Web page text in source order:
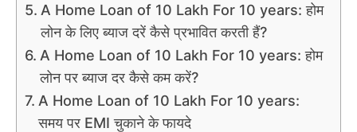
A Home Loan of 10 Lakh For 10 years: होम
लोन के लिए ब्याज दरें कैसे प्रभावित करती हैं?
A Home Loan of 10 Lakh For 10 years: होम
लोन पर ब्याज दर कैसे कम करें?
A Home Loan of 10 Lakh For 10 years:
समय पर EMI चुकाने के फायदे